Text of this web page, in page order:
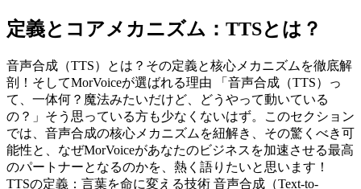
定義とコアメカニズム：TTSとは？
音声合成（TTS）とは？その定義と核心メカニズムを徹底解
剖！そしてMorVoiceが選ばれる理由 「音声合成（TTS）っ
て、一体何？魔法みたいだけど、どうやって動いている
の？」そう思っている方も少なくないはず。このセクション
では、音声合成の核心メカニズムを紐解き、その驚くべき可
能性と、なぜMorVoiceがあなたのビジネスを加速させる最高
のパートナーとなるのかを、熱く語りたいと思います！
TTSの定義：言葉を命に変える技術 音声合成（Text-to-